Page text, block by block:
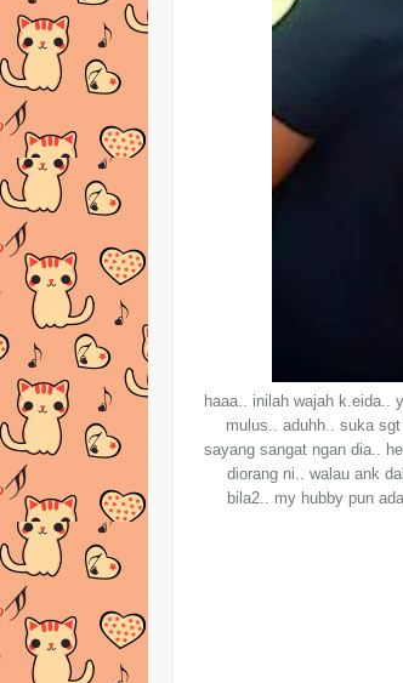
haaa.. inilah wajah k.eida..
mulus.. aduhh.. suka
sayang sangat ngan dia..
diorang ni.. walau ank
bila2.. my hubby pun